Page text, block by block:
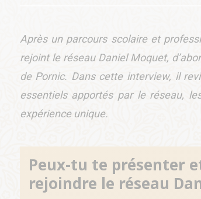
Après un parcours scolaire et
rejoint le réseau Daniel Moquet,
de Pornic. Dans cette interview, il
essentiels apportés par le réseau,
expérience unique.
Peux-tu te présenter
rejoindre le réseau